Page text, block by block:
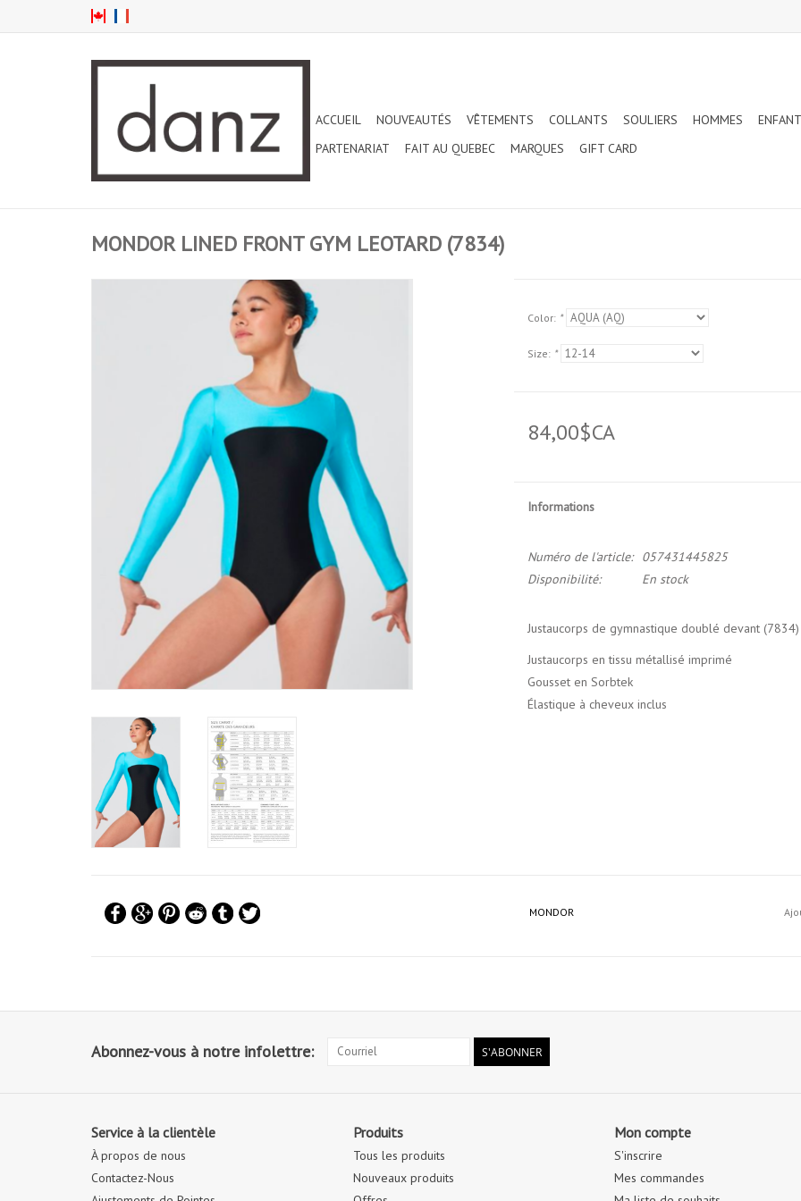
ACCUEIL NOUVEAUTÉS VÊTEMENTS COLLANTS SOULIERS HOMMES
PARTENARIAT
FAIT AU QUEBEC MARQUES GIFT CARD
MONDOR LINED FRONT GYM LEOTARD (7834)
Color: *
Size: *
84,00$CA
Informations
Numéro de l'article:
057431445825
Disponibilité:
En stock
Justaucorps de gymnastique doublé devant
Justaucorps en tissu métallisé imprimé
Gousset en Sorbtek
Élastique à cheveux inclus
MONDOR
Abonnez-vous à notre infolettre: S'ABONNER
Service à la clientèle
À propos de nous
Contactez-Nous
Produits
Tous les produits
Nouveaux produits
Mon compte
S'inscrire
Mes commandes